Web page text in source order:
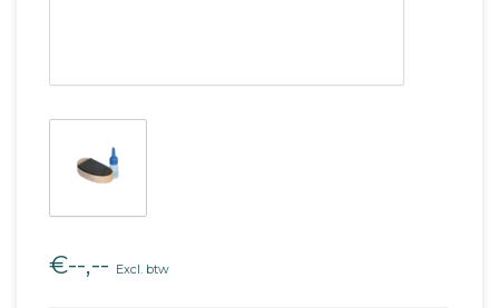
€--,-- Excl. btw